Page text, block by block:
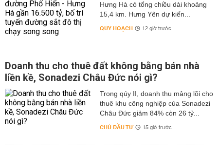
Hưng Hà có tổng chiều dài khoảng
15,4 km. Hưng Yên dự kiến...
QUY HOẠCH 12 giờ trước
Doanh thu cho thuê đất không bằng bán nhà
liền kề, Sonadezi Châu Đức nói gì?
Trong qúy II, doanh thu mảng lõi cho
thuê khu công nghiệp của Sonadezi
Châu Đức giảm 84% còn 26 tỷ...
CHỦ ĐẦU TƯ 15 giờ trước